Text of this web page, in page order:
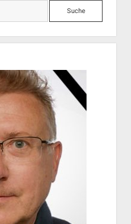
Suche